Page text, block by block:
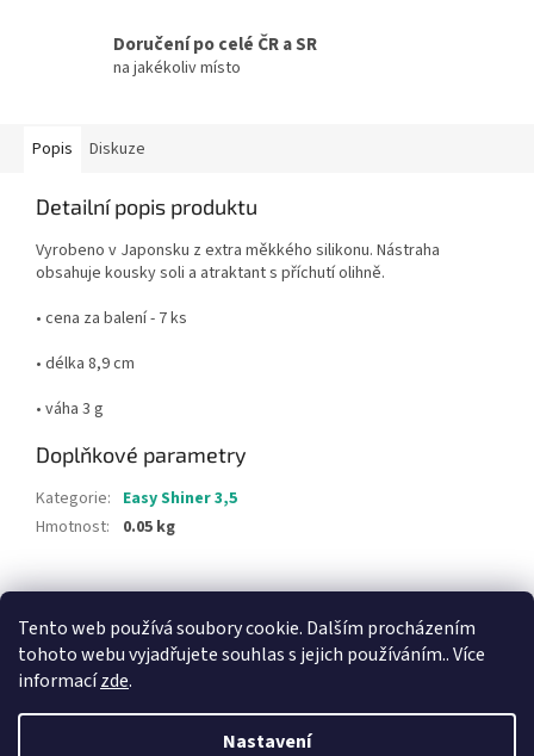
Tento web používá soubory cookie. Dalším procházením
tohoto webu vyjadřujete souhlas s jejich používáním.. Více
informacízde.
Nastavení
Doručení po celé ČR a SR
na jakékoliv místo
Popis Diskuze
Detailní popis produktu
Vyrobeno v Japonsku z extra měkkého silikonu. Nástraha
obsahuje kousky soli a atraktant s příchutí olihně.
• cena za balení - 7 ks
• délka 8,9 cm
• váha 3 g
Doplňkové parametry
Kategorie: Easy Shiner 3,5
Hmotnost: 0.05 kg
Z
Vytvořil Shoptet